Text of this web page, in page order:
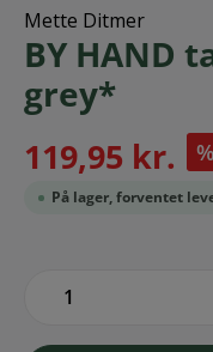
Mette Ditmer
BY HAND
grey*
119,95 kr. %
På lager, forventet